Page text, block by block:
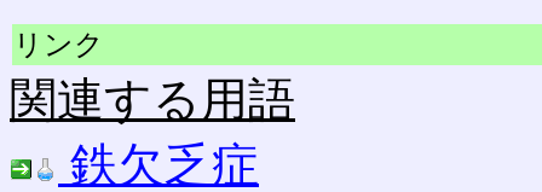
リンク
関連する用語
鉄欠乏症